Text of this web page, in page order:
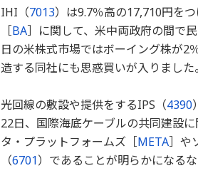
IHI（7013）は9.7％高の17,710円を
［BA］に関して、米中両政府の間で
日の米株式市場ではボーイング株が2
造する同社にも思惑買いが入りました。
光回線の敷設や提供をするIPS（4390
22日、国際海底ケーブルの共同建設
タ・プラットフォームズ［META］や
（6701）であることが明らかになる